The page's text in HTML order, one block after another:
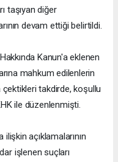
taşıyan diğer
devam ettiği belirtildi.
Kanun'a eklenen
mahkum edilenlerin
çektikleri takdirde, koşullu
ile düzenlenmişti.
açıklamalarının
işlenen suçları